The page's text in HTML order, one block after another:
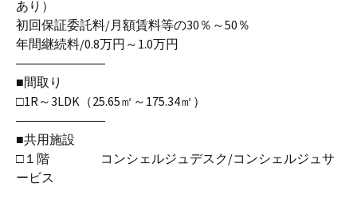
あり）
初回保証委託料/月額賃料等の30％～50％
年間継続料/0.8万円～1.0万円
―――――――
■間取り
□1R～3LDK（25.65㎡～175.34㎡）
―――――――
■共用施設
□１階 コンシェルジュデスク/コンシェルジュサ
ービス